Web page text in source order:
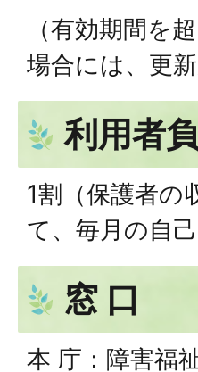
（有効期間を
場合には、更
利用者
1割（保護者の
て、毎月の自
窓 口
本 庁：障害福